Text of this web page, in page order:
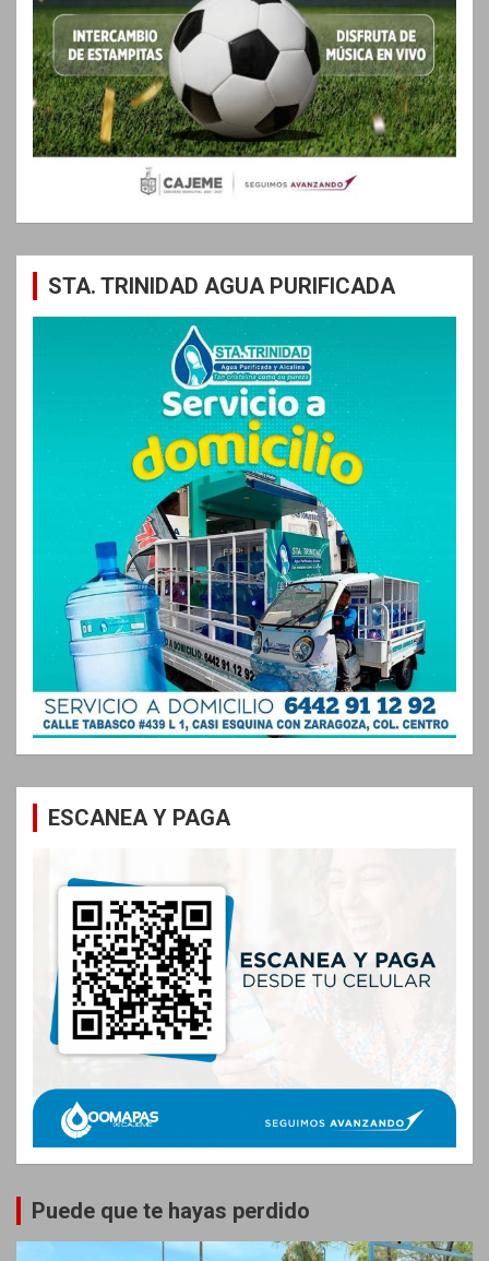
STA. TRINIDAD AGUA PURIFICADA
ESCANEA Y PAGA
Puede que te hayas perdido